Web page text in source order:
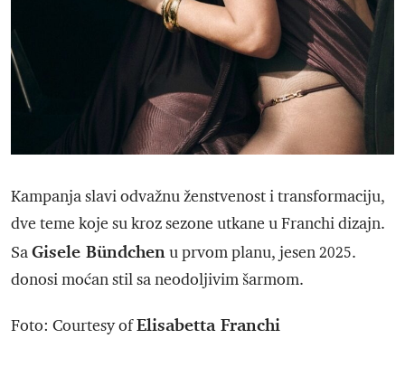
Kampanja slavi odvažnu ženstvenost i transformaciju,
dve teme koje su kroz sezone utkane u Franchi dizajn.
SaGisele Bündchenu prvom planu, jesen 2025.
donosi moćan stil sa neodoljivim šarmom.
Foto: Courtesy ofElisabetta Franchi